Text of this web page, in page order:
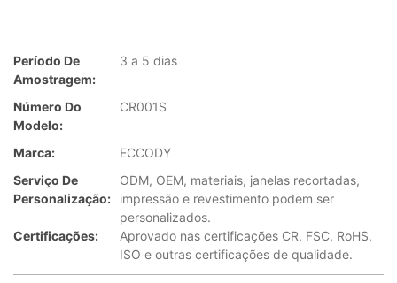
Período De
Amostragem:
3 a 5 dias
Número Do
Modelo:
CR001S
Marca:
ECCODY
Serviço De
Personalização:
ODM, OEM, materiais, janelas recortadas,
impressão e revestimento podem ser
personalizados.
Certificações:
Aprovado nas certificações CR, FSC, RoHS,
ISO e outras certificações de qualidade.